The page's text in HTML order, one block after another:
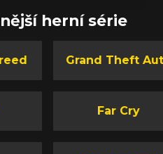
herní série
Grand Theft
Far Cry